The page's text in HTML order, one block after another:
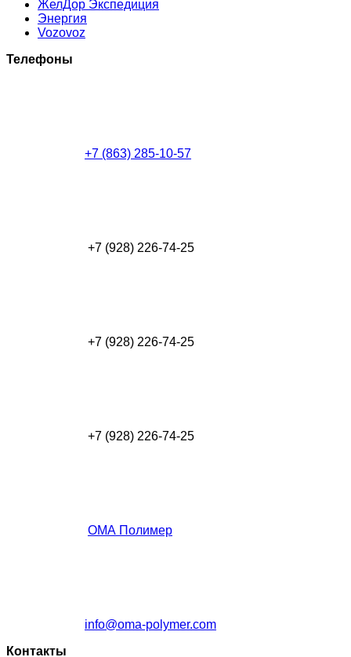
ЖелДор Экспедиция
Энергия
Vozovoz
Телефоны
+7 (863) 285-10-57
+7 (928) 226-74-25
+7 (928) 226-74-25
+7 (928) 226-74-25
ОМА Полимер
info@oma-polymer.com
Контакты